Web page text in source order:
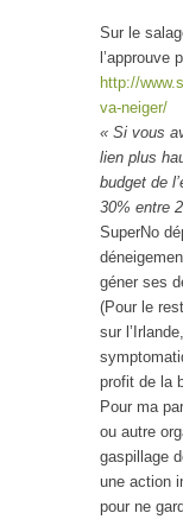
Sur le
l’approuve
http://
va-neiger/
« Si vous
lien plus
budget de
30% entre
SuperNo
géner ses
(Pour le
sur
profit de la
Pour ma
ou autre
gaspillage
une action
pour ne